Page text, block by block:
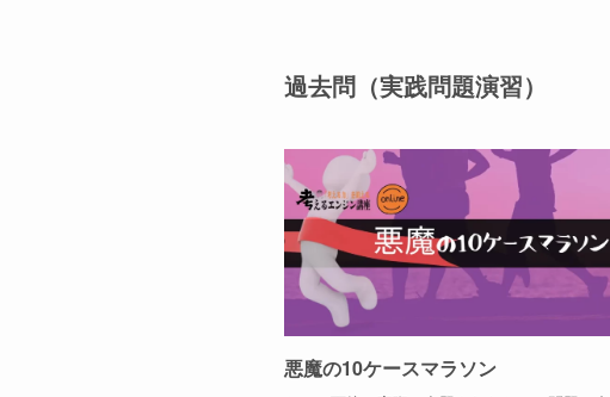
過去問（実践問題演習）
悪魔の10ケースマラソン